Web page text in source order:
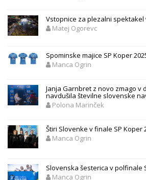
Vstopnice za plezalni spektakel
Matej Ogorevc
Spominske majice SP Koper
Manca Ogrin
Janja Garnbret z novo zmago v
navdušila številne slovenske
Polona Marinček
Štiri Slovenke v finale SP Koper
Manca Ogrin
Slovenska šesterica v polfinale
Manca Ogrin